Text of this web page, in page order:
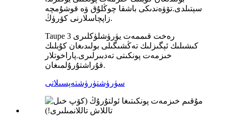
سېتىلدى.تۆۋەندىكى باشقا چوڭلۇق ۋە قوشۇمچە
زاپچاسلارنى كۆرۈڭ.
Taupe رەخت قىممەت يۈرۈشلۈكلىرى 3
كىشىلىك ئېگىزلىك تەڭشىگىلى بولىدىغان كۇبلىك
خىزمەت پونكىتى تەدبىرلىرى.پاراخوتلار
قۇراشتۇرۇلمىغان.
سۈرۈشتۈرۈشتەپسىلاتى